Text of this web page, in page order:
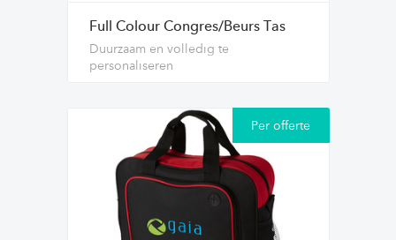
Full Colour Congres/Beurs Tas
Duurzaam en volledig te
personaliseren
Per offerte